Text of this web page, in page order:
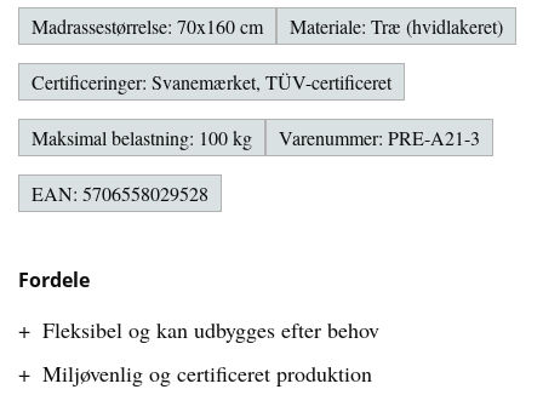
Fordele
Fleksibel og kan udbygges efter behov
Miljøvenlig og certificeret produktion
Madrassestørrelse: 70x160 cm Materiale: Træ (hvidlakeret)
Certificeringer: Svanemærket, TÜV-certificeret
Maksimal belastning: 100 kg Varenummer: PRE-A21-3
EAN: 5706558029528